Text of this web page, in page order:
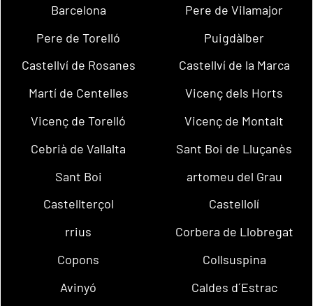
Barcelona
Pere de Vilamajor
Pere de Torelló
Puigdàlber
Castellví de Rosanes
Castellví de la Marca
Martí de Centelles
Vicenç dels Horts
Vicenç de Torelló
Vicenç de Montalt
Cebrià de Vallalta
Sant Boi de Lluçanès
Sant Boi
artomeu del Grau
Castellterçol
Castellolí
rrius
Corbera de Llobregat
Copons
Collsuspina
Avinyó
Caldes d´Estrac